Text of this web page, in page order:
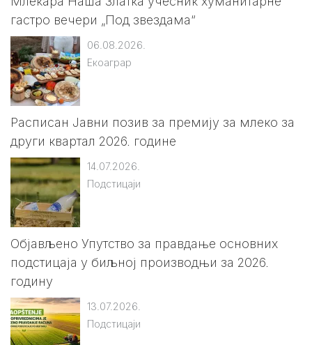
гастро вечери „Под звездама“
06.08.2026.
Екоаграр
Расписан Јавни позив за премију за млеко за
други квартал 2026. године
14.07.2026.
Подстицаји
Објављено Упутство за правдање основних
подстицаја у биљној производњи за 2026.
годину
13.07.2026.
Подстицаји